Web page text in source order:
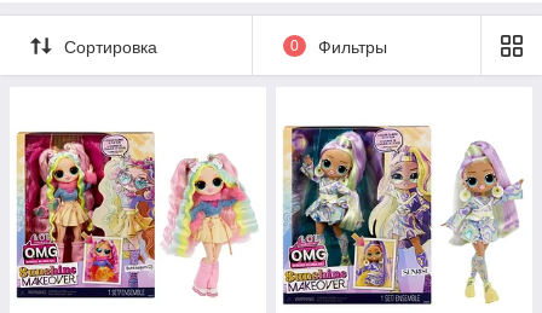
Куклы ЛОЛ ОМГ отличаются от других кукол ЛОЛ фигурой,
ростом, у кукол ЛОЛ более широкие бедра и контрастно
аксессуаров. Ну и еще, самое главное, что это куклы-
сюрпризы. У кокол ЛОЛ ОМГ невероятные образы!
Ножки виниловые и скрытый под кожей шарнир, а руки с
открым шарниром!
Купить Куклу ЛОЛ ОМГ старшую сестру
малышки лол с доставкой по лучшей
цене можно в нашем магазине babyk.kz
Сортировка 0 Фильтры